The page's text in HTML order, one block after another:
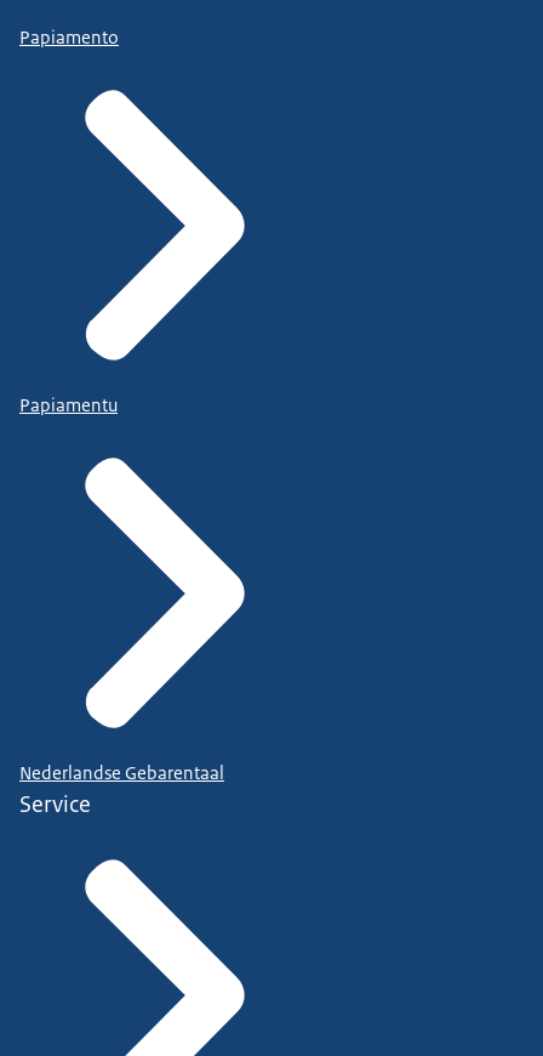
Papiamento
Papiamentu
Nederlandse Gebarentaal
Service